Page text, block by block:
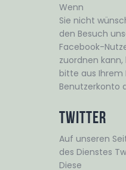
Wenn
Sie nicht
den Besuch
Facebook-
zuordnen kann,
bitte aus Ihrem
Benutzerkonto
Twitter
Auf unseren
des Dienstes
Diese